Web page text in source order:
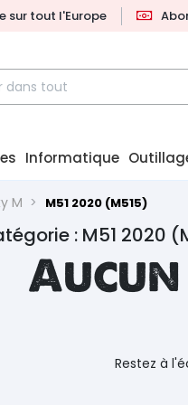
sur tout l'Europe
Informatique
M M51 2020 (M515)
: M51 2020
Restez à